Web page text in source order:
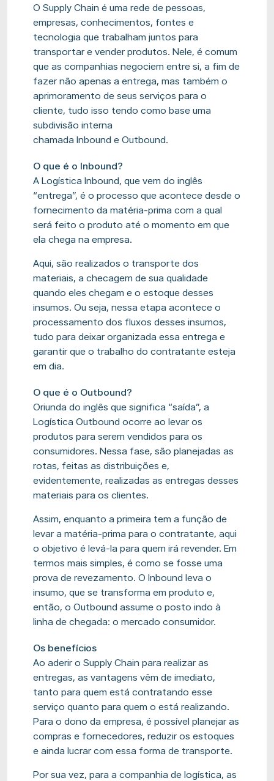
OSupply Chain é uma rede de pessoas,
empresas, conhecimentos, fontes e
tecnologia que trabalham juntos para
transportar e vender produtos. Nele, é comum
que as companhias negociem entre si, a fim de
fazer não apenas a entrega, mas também o
aprimoramento de seus serviços para o
cliente, tudo isso tendo como base uma
subdivisão interna
chamadaInbound eOutbound.
O que é o Inbound?
A LogísticaInbound, que vem do inglês
“entrega”, é o processo que acontece desde o
fornecimento da matéria-prima com a qual
será feito o produto até o momento em que
ela chega na empresa.
Aqui, são realizados o transporte dos
materiais, a checagem de sua qualidade
quando eles chegam e o estoque desses
insumos. Ou seja, nessa etapa acontece o
processamento dos fluxos desses insumos,
tudo para deixar organizada essa entrega e
garantir que o trabalho do contratante esteja
em dia.
O que é o Outbound?
Oriunda do inglês que significa “saída”, a
LogísticaOutbound ocorre ao levar os
produtos para serem vendidos para os
consumidores. Nessa fase, são planejadas as
rotas, feitas as distribuições e,
evidentemente, realizadas as entregas desses
materiais para os clientes.
Assim, enquanto a primeira tem a função de
levar a matéria-prima para o contratante, aqui
o objetivo é levá-la para quem irá revender. Em
termos mais simples, é como se fosse uma
prova de revezamento. OInbound leva o
insumo, que se transforma em produto e,
então, oOutbound assume o posto indo à
linha de chegada: o mercado consumidor.
Os benefícios
Ao aderir oSupply Chain para realizar as
entregas, as vantagens vêm de imediato,
tanto para quem está contratando esse
serviço quanto para quem o está realizando.
Para o dono da empresa, é possível planejar as
compras e fornecedores, reduzir os estoques
e ainda lucrar com essa forma de transporte.
Por sua vez, para a companhia de logística, as